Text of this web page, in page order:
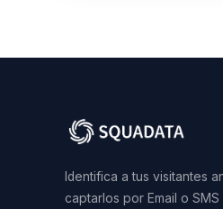
Identifica a tus visitantes
captarlos por Email o